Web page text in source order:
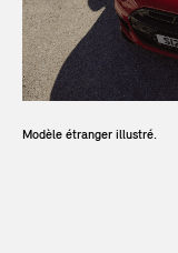
Modèle étranger illustré.